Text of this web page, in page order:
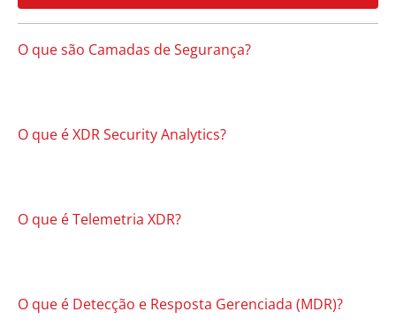
O que são Camadas de Segurança?
O que é XDR Security Analytics?
O que é Telemetria XDR?
O que é Detecção e Resposta Gerenciada (MDR)?